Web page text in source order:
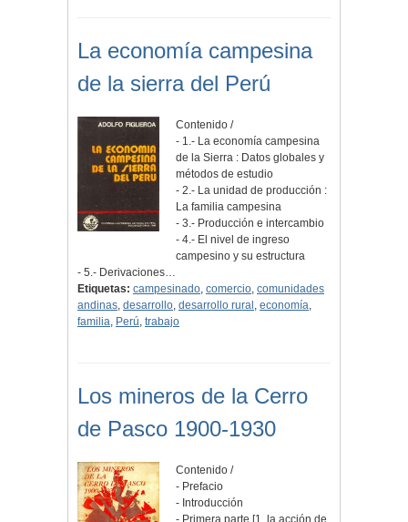
La economía campesina
de la sierra del Perú
Contenido /
- 1.- La economía campesina
de la Sierra : Datos globales y
métodos de estudio
- 2.- La unidad de producción :
La familia campesina
- 3.- Producción e intercambio
- 4.- El nivel de ingreso
campesino y su estructura
- 5.- Derivaciones…
Etiquetas: campesinado, comercio, comunidades
andinas, desarrollo, desarrollo rural , economía,
familia, Perú, trabajo
Los mineros de la Cerro
de Pasco 1900-1930
Contenido /
- Prefacio
- Introducción